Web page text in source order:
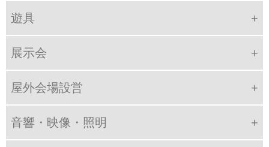
遊具
展示会
屋外会場設営
音響・映像・照明